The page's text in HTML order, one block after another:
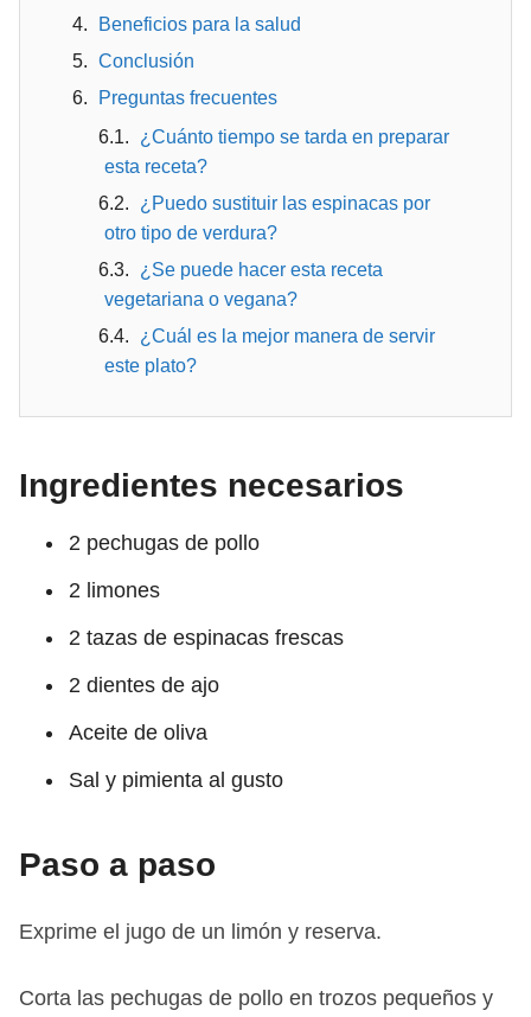
Beneficios para la salud
Conclusión
Preguntas frecuentes
¿Cuánto tiempo se tarda en preparar
esta receta?
¿Puedo sustituir las espinacas por
otro tipo de verdura?
¿Se puede hacer esta receta
vegetariana o vegana?
¿Cuál es la mejor manera de servir
este plato?
Ingredientes necesarios
2 pechugas de pollo
2 limones
2 tazas de espinacas frescas
2 dientes de ajo
Aceite de oliva
Sal y pimienta al gusto
Paso a paso
Exprime el jugo de un limón y reserva.
Corta las pechugas de pollo en trozos pequeños y